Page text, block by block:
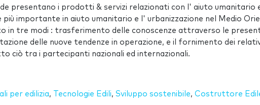
presentano i prodotti & servizi relazionati con l' aiuto umanitario
più importante in aiuto umanitario e l' urbanizzazione nel Medio
in tre modi : trasferimento delle conoscenze attraverso le
delle nuove tendenze in operazione, e il fornimento dei
ciò tra i partecipanti nazionali ed internazionali.
per edilizia, Tecnologie Edili, Sviluppo sostenibile, Costruttore